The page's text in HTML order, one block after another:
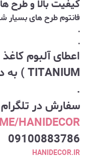
کیفیت بالا و طرح
فانتوم طرح های بسیار
.
.
اعطای آلبوم
TITANIUM ) به دفاتر دکوراسیون داخلی
.
سفارش در
HANIDECOR
09100883786
HANIDECOR.IR